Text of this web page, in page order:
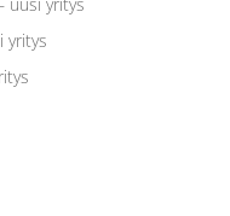
yritys